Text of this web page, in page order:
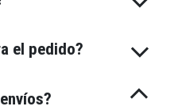
el pedido?